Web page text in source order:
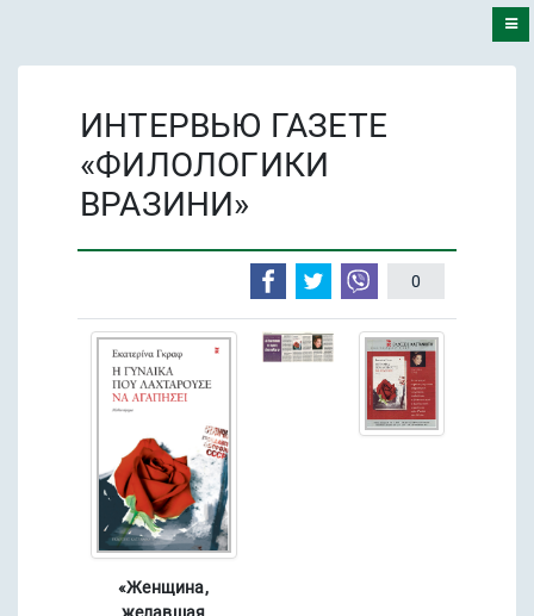
ИНТЕРВЬЮ ГАЗЕТЕ
«ФИЛОЛОГИКИ
ВРАЗИНИ»
0
«Женщина,
желавшая